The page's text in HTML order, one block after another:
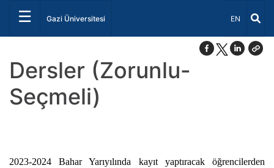
☰ Gazi Üniversitesi Dil Seçiniz
EN
Dersler (Zorunlu-
Seçmeli)
2023-2024 Bahar Yarıyılında kayıt yaptıracak öğrencilerden